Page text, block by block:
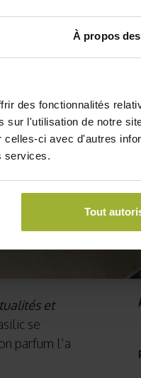
À propos
des fonctionnalités
sur l'utilisation de notre
ci avec d'autres
services.
Tout
et
se
parfum l’a